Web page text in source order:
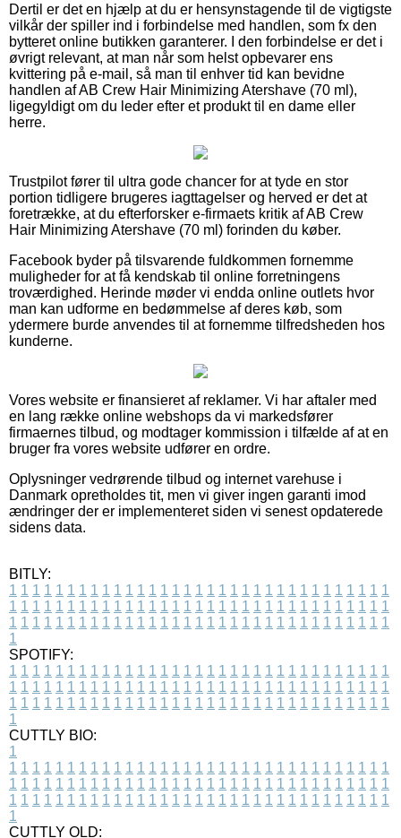
Dertil er det en hjælp at du er hensynstagende til de vigtigste
vilkår der spiller ind i forbindelse med handlen, som fx den
bytteret online butikken garanterer. I den forbindelse er det i
øvrigt relevant, at man når som helst opbevarer ens
kvittering på e-mail, så man til enhver tid kan bevidne
handlen af AB Crew Hair Minimizing Atershave (70 ml),
ligegyldigt om du leder efter et produkt til en dame eller
herre.
Trustpilot fører til ultra gode chancer for at tyde en stor
portion tidligere brugeres iagttagelser og herved er det at
foretrække, at du efterforsker e-firmaets kritik af AB Crew
Hair Minimizing Atershave (70 ml) forinden du køber.
Facebook byder på tilsvarende fuldkommen fornemme
muligheder for at få kendskab til online forretningens
troværdighed. Herinde møder vi endda online outlets hvor
man kan udforme en bedømmelse af deres køb, som
ydermere burde anvendes til at fornemme tilfredsheden hos
kunderne.
Vores website er finansieret af reklamer. Vi har aftaler med
en lang række online webshops da vi markedsfører
firmaernes tilbud, og modtager kommission i tilfælde af at en
bruger fra vores website udfører en ordre.
Oplysninger vedrørende tilbud og internet varehuse i
Danmark opretholdes tit, men vi giver ingen garanti imod
ændringer der er implementeret siden vi senest opdaterede
sidens data.
BITLY:
1 1 1 1 1 1 1 1 1 1 1 1 1 1 1 1 1 1 1 1 1 1 1 1 1 1 1 1 1 1 1 1 1
1 1 1 1 1 1 1 1 1 1 1 1 1 1 1 1 1 1 1 1 1 1 1 1 1 1 1 1 1 1 1 1 1
1 1 1 1 1 1 1 1 1 1 1 1 1 1 1 1 1 1 1 1 1 1 1 1 1 1 1 1 1 1 1 1 1
1
SPOTIFY:
1 1 1 1 1 1 1 1 1 1 1 1 1 1 1 1 1 1 1 1 1 1 1 1 1 1 1 1 1 1 1 1 1
1 1 1 1 1 1 1 1 1 1 1 1 1 1 1 1 1 1 1 1 1 1 1 1 1 1 1 1 1 1 1 1 1
1 1 1 1 1 1 1 1 1 1 1 1 1 1 1 1 1 1 1 1 1 1 1 1 1 1 1 1 1 1 1 1 1
1
CUTTLY BIO:
1
1 1 1 1 1 1 1 1 1 1 1 1 1 1 1 1 1 1 1 1 1 1 1 1 1 1 1 1 1 1 1 1 1
1 1 1 1 1 1 1 1 1 1 1 1 1 1 1 1 1 1 1 1 1 1 1 1 1 1 1 1 1 1 1 1 1
1 1 1 1 1 1 1 1 1 1 1 1 1 1 1 1 1 1 1 1 1 1 1 1 1 1 1 1 1 1 1 1 1
1
CUTTLY OLD: